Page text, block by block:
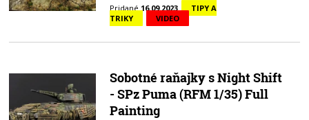
Pridané16.09.2023
TIPY A
TRIKY
VIDEO
Sobotné raňajky s Night Shift
- SPz Puma (RFM 1/35) Full
Painting